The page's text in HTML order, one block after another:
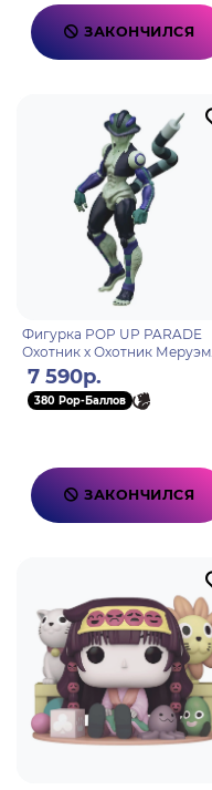
ЗАКОНЧИЛСЯ
Фигурка POP UP PARADE
Охотник х Охотник Меруэм
4580416948715
7 590р.
380 Pop-Баллов
ЗАКОНЧИЛСЯ